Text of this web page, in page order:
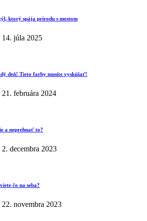
ktorý spája prírodu s mestom
14. júla 2025
deň! Tieto farby musíte vyskúšať!
21. februára 2024
a neprehnať to?
2. decembra 2023
čo na seba?
22. novembra 2023